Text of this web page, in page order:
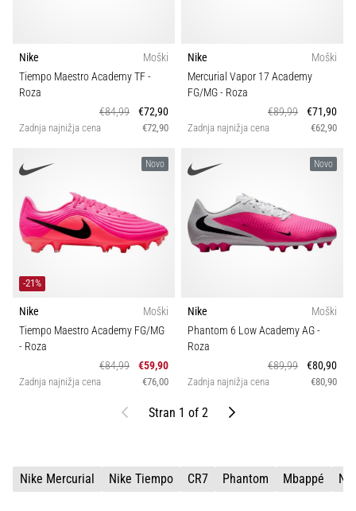
Nike
Moški
Tiempo Maestro Academy TF-
Roza
€84,99
€72,90
Zadnja najnižja cena €72,90
Nike
Moški
Mercurial Vapor 17 Academy
FG/MG- Roza
€89,99
€71,90
Zadnja najnižja cena €62,90
Novo
-21%
Nike
Moški
Tiempo Maestro Academy FG/MG
- Roza
€84,99
€59,90
Zadnja najnižja cena €76,00
Novo
Nike
Moški
Phantom 6 Low Academy AG-
Roza
€89,99
€80,90
Zadnja najnižja cena €80,90
NazajStran 1 of 2 Naprej
Nike Mercurial Nike Tiempo CR7 Phantom Mbappé